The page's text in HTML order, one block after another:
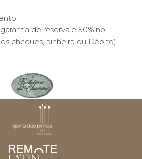
de reserva e 50% no
cheques, dinheiro ou Débito).